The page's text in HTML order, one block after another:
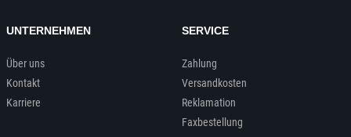
UNTERNEHMEN
Über uns
Kontakt
Karriere
SERVICE
Zahlung
Versandkosten
Reklamation
Faxbestellung